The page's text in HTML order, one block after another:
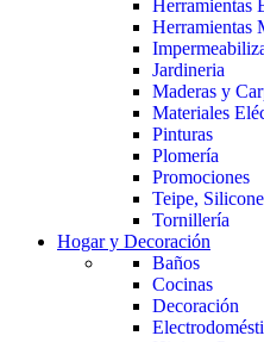
Herramientas
Herramientas
Jardineria
Maderas y
Materiales
Pinturas
Plomería
Promociones
Teipe,
Tornillería
Hogar y Decoración
Baños
Cocinas
Decoración